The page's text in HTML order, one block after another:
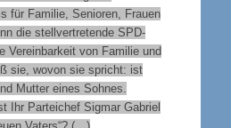
für Familie, Senioren, Frauen
die stellvertretende SPD-
Vereinbarkeit von Familie und
sie, wovon sie spricht: ist
Mutter eines Sohnes.
Ihr Parteichef Sigmar Gabriel
Vaters“? (…)